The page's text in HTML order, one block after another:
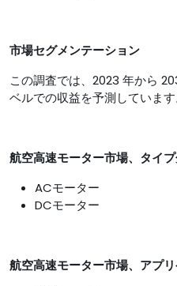
市場セグメンテーション
この調査では、2023 年から
ベルでの収益を予測しています
航空高速モーター市場、タイ
ACモーター
DCモーター
航空高速モーター市場、アプ